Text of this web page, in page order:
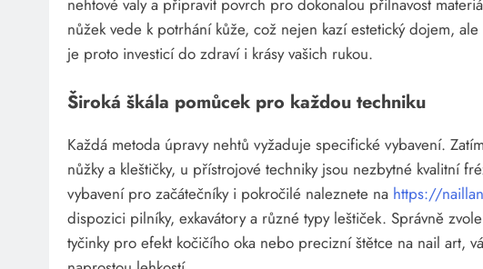
nehtové valy a připravit povrch pro dokonalou přilnavost
nůžek vede k potrhání kůže, což nejen kazí estetický dojem,
je proto investicí do zdraví i krásy vašich rukou.
Široká škála pomůcek pro každou techniku
Každá metoda úpravy nehtů vyžaduje specifické vybavení.
nůžky a kleštičky, u přístrojové techniky jsou nezbytné kvalitní
vybavení pro začátečníky i pokročilé naleznete na https://
dispozici pilníky, exkavátory a různé typy leštiček. Správně
tyčinky pro efekt kočičího oka nebo precizní štětce na nail art,